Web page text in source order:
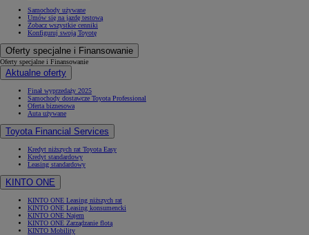
Samochody używane
Umów się na jazdę testową
Zobacz wszystkie cenniki
Konfiguruj swoją Toyotę
Oferty specjalne i Finansowanie
Oferty specjalne i Finansowanie
Aktualne oferty
Finał wyprzedaży 2025
Samochody dostawcze Toyota Professional
Oferta biznesowa
Auta używane
Toyota Financial Services
Kredyt niższych rat Toyota Easy
Kredyt standardowy
Leasing standardowy
KINTO ONE
KINTO ONE Leasing niższych rat
KINTO ONE Leasing konsumencki
KINTO ONE Najem
KINTO ONE Zarządzanie flotą
KINTO Mobility